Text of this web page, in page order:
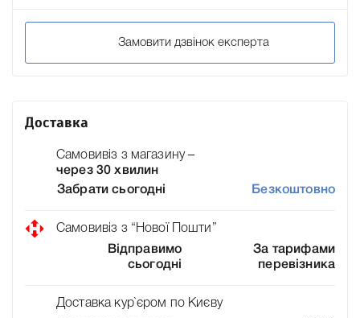
Замовити дзвінок експерта
Доставка
Самовивіз з магазину –
через 30 хвилин
Забрати сьогодні
Безкоштовно
Самовивіз з “Нової Пошти”
Відправимо
сьогодні
За тарифами
перевізника
Доставка кур`єром по Києву